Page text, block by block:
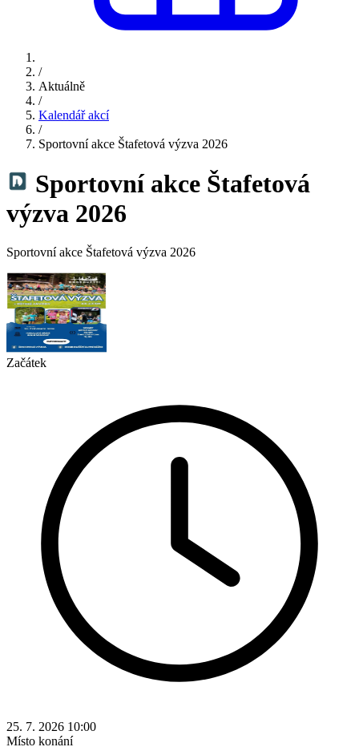
/
Aktuálně
/
Kalendář akcí
/
Sportovní akce Štafetová výzva 2026
Sportovní akce Štafetová
výzva 2026
Sportovní akce Štafetová výzva 2026
Začátek
25. 7. 2026 10:00
Místo konání